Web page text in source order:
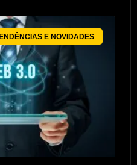
E NOVIDADES